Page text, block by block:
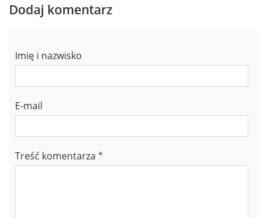
Dodaj komentarz
Imię i nazwisko
E-mail
Treść komentarza